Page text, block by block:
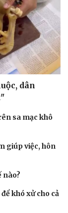
thời sự
dân
sa mạc khô
giúp việc, hôn
nào?
khó xử cho cả